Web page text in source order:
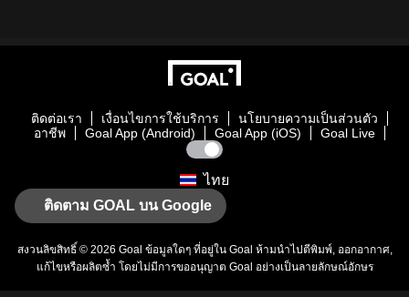
ติดต่อเรา เงื่อนไขการใช้บริการ
นโยบายความเป็นส่วนตัว
อาชีพ
Goal App (Android) Goal App (iOS) Goal Live
ไทย
ติดตาม GOAL บน Google
สงวนลิขสิทธิ์ © 2026 Goal ข้อมูลใดๆ ที่อยู่ใน Goal ห้ามนำไปตีพิมพ์, ออกอากาศ,
แก้ไขหรือผลิตซ้ำ โดยไม่มีการขออนุญาต Goal อย่างเป็นลายลักษณ์อักษร